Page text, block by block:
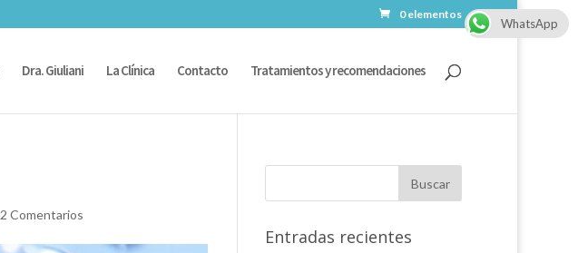
0 elementos
Dra. Giuliani La Clínica Contacto Tratamientos y recomendaciones
2 Comentarios
Entradas recientes
WhatsApp